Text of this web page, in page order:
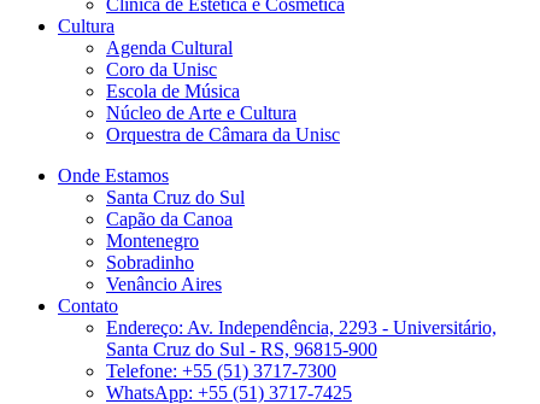
Cultura
Agenda Cultural
Coro da Unisc
Escola de Música
Núcleo de Arte e Cultura
Orquestra de Câmara da Unisc
Onde Estamos
Santa Cruz do Sul
Capão da Canoa
Montenegro
Sobradinho
Venâncio Aires
Contato
Endereço: Av. Independência, 2293 - Universitário,
Santa Cruz do Sul - RS, 96815-900
Telefone: +55 (51) 3717-7300
WhatsApp: +55 (51) 3717-7425